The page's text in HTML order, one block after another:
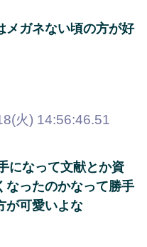
メガネない頃の方が好
火) 14:56:46.51
になって文献とか資
なったのかなって勝手
が可愛いよな